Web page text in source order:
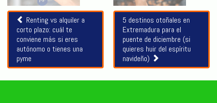
Renting vs alquiler a
corto plazo: cuál te
conviene más si eres
autónomo o tienes una
pyme
5 destinos otoñales en
Extremadura para el
puente de diciembre (si
quieres huir del espíritu
navideño)